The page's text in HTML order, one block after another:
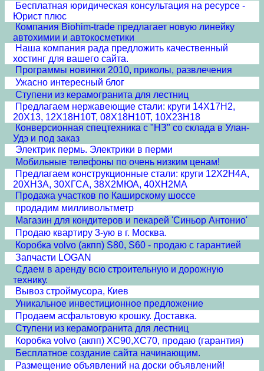
Бесплатная юридическая консультация на ресурсе -
Юрист плюс
Компания Biohim-trade предлагает новую линейку
автохимии и автокосметики
Наша компания рада предложить качественный
хостинг для вашего сайта.
Программы новинки 2010, приколы, развлечения
Ужасно интересный блог
Ступени из керамогранита для лестниц
Предлагаем нержавеющие стали: круги 14Х17Н2,
20Х13, 12Х18Н10Т, 08Х18Н10Т, 10Х23Н18
Конверсионная спецтехника с "НЗ" со склада в Улан-
Удэ и под заказ
Электрик пермь. Электрики в перми
Мобильные телефоны по очень низким ценам!
Предлагаем конструкционные стали: круги 12Х2Н4А,
20ХН3А, 30ХГСА, 38Х2МЮА, 40ХН2МА
Продажа участков по Каширскому шоссе
продадим милливольтметр
Магазин для кондитеров и пекарей 'Синьор Антонио'
Продаю квартиру 3-ую в г. Москва.
Коробка volvo (акпп) S80, S60 - продаю с гарантией
Запчасти LOGAN
Сдаем в аренду всю строительную и дорожную
технику.
Вывоз строймусора, Киев
Уникальное инвестиционное предложение
Продаем асфальтовую крошку. Доставка.
Ступени из керамогранита для лестниц
Коробка volvo (акпп) XC90,XC70, продаю (гарантия)
Бесплатное создание сайта начинающим.
Размещение объявлений на доски объявлений!